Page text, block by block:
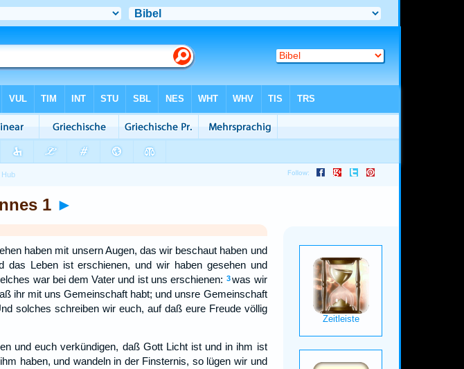
1 ►
haben mit unsern Augen, das wir beschaut haben und
das Leben ist erschienen, und wir haben gesehen und
war bei dem Vater und ist uns erschienen: 3was wir
ihr mit uns Gemeinschaft habt; und unsre Gemeinschaft
solches schreiben wir euch, auf daß eure Freude völlig
und euch verkündigen, daß Gott Licht ist und in ihm ist
haben, und wandeln in der Finsternis, so lügen wir und